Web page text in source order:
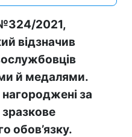
№324/2021,
відзначив
й медалями.
за
обов’язку.